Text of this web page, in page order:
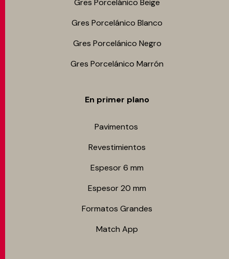
Gres Porcelánico Beige
Gres Porcelánico Blanco
Gres Porcelánico Negro
Gres Porcelánico Marrón
En primer plano
Pavimentos
Revestimientos
Espesor 6 mm
Espesor 20 mm
Formatos Grandes
Match App